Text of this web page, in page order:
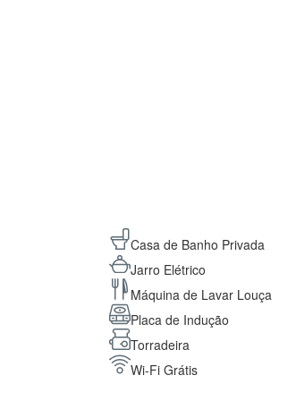
Casa de Banho Privada
Jarro Elétrico
Máquina de Lavar Louça
Placa de Indução
Torradeira
Wi-Fi Grátis